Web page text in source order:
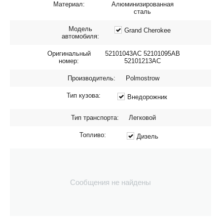
Материал:
Алюминизированная
сталь
Модель
автомобиля:
Grand Cherokee
Оригинальный
номер:
52101043AC 52101095AB
52101213AC
Производитель: Polmostrow
Тип кузова: Внедорожник
Тип транспорта: Легковой
Топливо: Дизель
Сообщения не найдены